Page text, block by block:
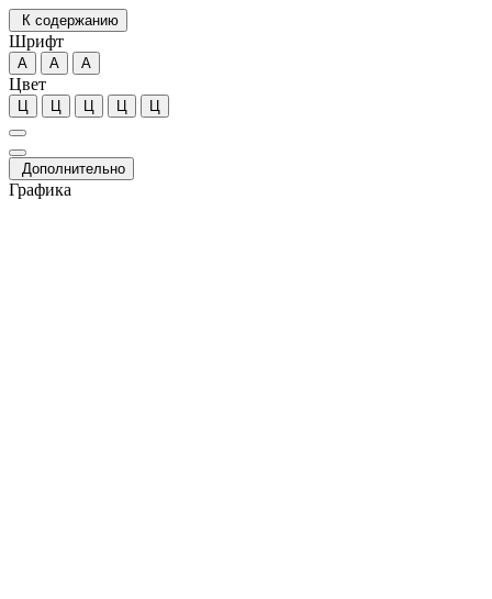
К содержанию
Шрифт
А А А
Цвет
Ц Ц Ц Ц Ц
Дополнительно
Графика